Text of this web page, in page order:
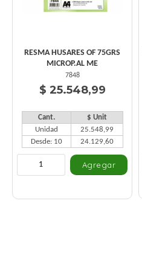
RESMA HUSARES OF 75GRS
MICROP.AL ME
7848
$ 25.548,99
Cant.
$ Unit
Unidad
25.548,99
Desde: 10
24.129,60